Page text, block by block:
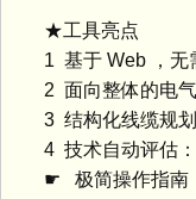
★工具亮点
1 基于 Web ，无需
2 面向整体的电气
3 结构化线缆规划
4 技术自动评估：
☛ 极简操作指南